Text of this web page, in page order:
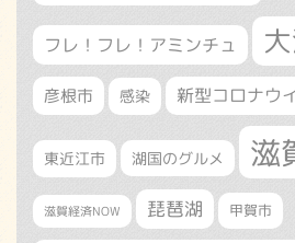
フレ！フレ！アミンチュ
彦根市 感染 新型コロナウ
東近江市 湖国のグルメ 滋
滋賀経済NOW 琵琶湖 甲賀市